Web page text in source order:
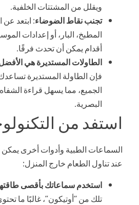
ويقلل من المشتتات الخلفية.
تجنب نقاط الضوضاء: ابتعد عن
المطبخ، البار، أو إعدادات
أقدام يمكن أن تحدث فرقًا.
الطاولات المستديرة هي
فإن الطاولة المستديرة
الجميع، مما يسهل قراءة
البصرية.
استفد من
السماعات الطبية وأدوات أخرى يمكن
عند تناول الطعام خارج المنزل:
استخدم سماعاتك بأقصى
تلك من “أوتيكون”، غالبًا ما